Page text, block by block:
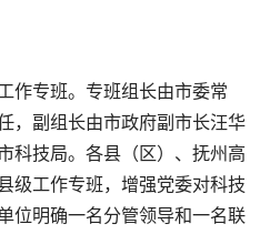
作专班。专班组长由市委常
，副组长由市政府副市长汪华
科技局。各县（区）、抚州高
级工作专班，增强党委对科技
位明确一名分管领导和一名联